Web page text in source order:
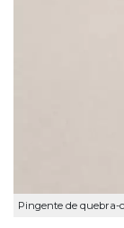
Pingente de quebra-